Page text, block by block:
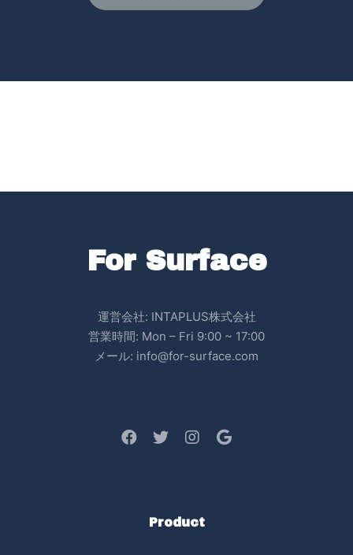
For Surface
運営会社: INTAPLUS株式会社
営業時間: Mon – Fri 9:00 ~ 17:00
メール: info@for-surface.com
Product